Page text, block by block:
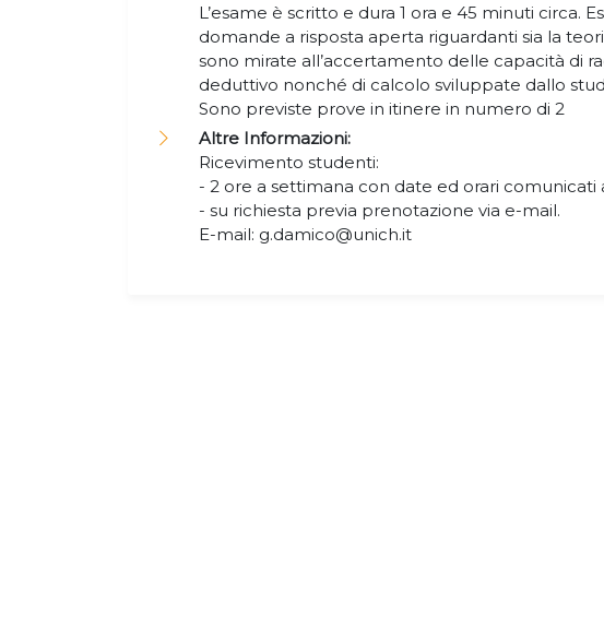
L’esame è scritto e dura 1 ora e 45 minuti circa.
domande a risposta aperta riguardanti sia la
sono mirate all’accertamento delle capacità di
deduttivo nonché di calcolo sviluppate dallo
Sono previste prove in itinere in numero di 2
Altre Informazioni:
Ricevimento studenti:
- 2 ore a settimana con date ed orari comunicati
- su richiesta previa prenotazione via e-mail.
E-mail: g.damico@unich.it